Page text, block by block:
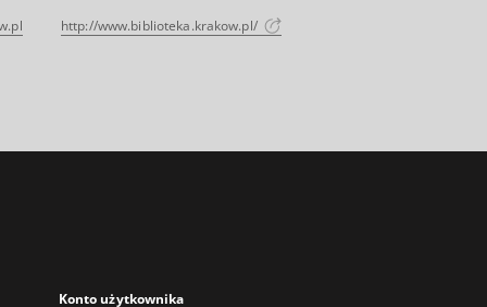
http://www.biblioteka.krakow.pl/
Konto użytkownika